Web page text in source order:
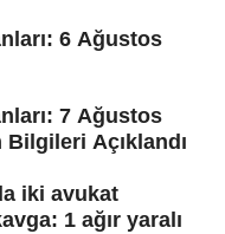
6 Ağustos
7 Ağustos
Açıklandı
iki avukat
1 ağır yaralı